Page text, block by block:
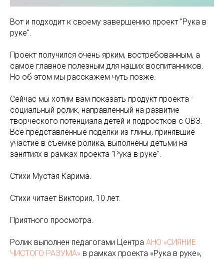
Вот и подходит к своему завершению проект "Рука в
руке".
Проект получился очень ярким, востребованным, а
самое главное полезным для наших воспитанников.
Но об этом мы расскажем чуть позже.
Сейчас мы хотим вам показать продукт проекта -
социальный ролик, направленный на развитие
творческого потенциала детей и подростков с ОВЗ.
Все представленные поделки из глины, принявшие
участие в съёмке ролика, выполнены детьми на
занятиях в рамках проекта "Рука в руке".
Стихи Мустая Карима.
Стихи читает Виктория, 10 лет.
Приятного просмотра.
Ролик выполнен педагогами Центра АНО «СИЯНИЕ
ЧИСТОГО РАЗУМА» в рамках проекта «Рука в руке»,